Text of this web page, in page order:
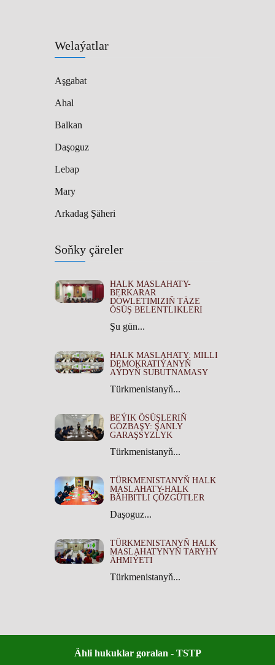
Welaýatlar
Aşgabat
Ahal
Balkan
Daşoguz
Lebap
Mary
Arkadag Şäheri
Soňky çäreler
HALK MASLAHATY-
BERKARAR
DÖWLETIMIZIŇ TÄZE
ÖSÜŞ BELENTLIKLERI
Şu gün...
HALK MASLAHATY: MILLI
DEMOKRATIÝANYŇ
AÝDYŇ SUBUTNAMASY
Türkmenistanyň...
BEÝIK ÖSÜŞLERIŇ
GÖZBAŞY: ŞANLY
GARAŞSYZLYK
Türkmenistanyň...
TÜRKMENISTANYŇ HALK
MASLAHATY-HALK
BÄHBITLI ÇÖZGÜTLER
Daşoguz...
TÜRKMENISTANYŇ HALK
MASLAHATYNYŇ TARYHY
ÄHMIÝETI
Türkmenistanyň...
Ähli hukuklar goralan - TSTP